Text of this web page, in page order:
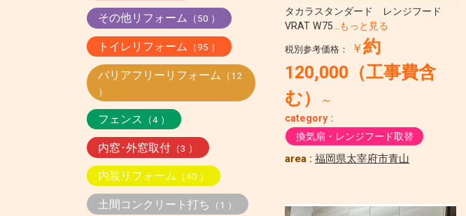
タカラスタンダード レンジフード
VRAT W75 …もっと見る
税別参考価格： ￥ 約
120,000（工事費含
む）
～
category :
換気扇・レンジフード取替
area : 福岡県太宰府市青山
その他リフォーム （50 ）
トイレリフォーム （95 ）
バリアフリーリフォーム （12
）
フェンス （4 ）
内窓･外窓取付（3 ）
内装リフォーム （40 ）
土間コンクリート打ち （1 ）